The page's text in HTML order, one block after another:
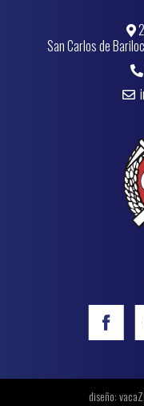
San Carlos de
diseño: